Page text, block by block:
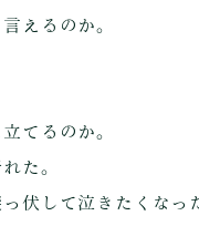
えるのか。
てるのか。
た。
伏して泣きたくなっ